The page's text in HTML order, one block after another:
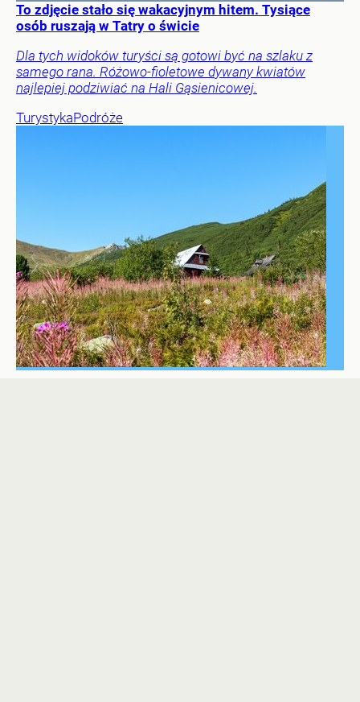
To zdjęcie stało się wakacyjnym hitem. Tysiące
osób ruszają w Tatry o świcie
Dla tych widoków turyści są gotowi być na szlaku z
samego rana. Różowo-fioletowe dywany kwiatów
najlepiej podziwiać na Hali Gąsienicowej.
TurystykaPodróże